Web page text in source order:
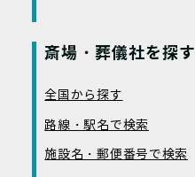
斎場・葬儀社を探す
全国から探す
路線・駅名で検索
施設名・郵便番号で検索